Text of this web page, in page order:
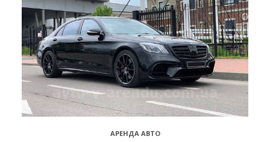
АРЕНДА АВТО